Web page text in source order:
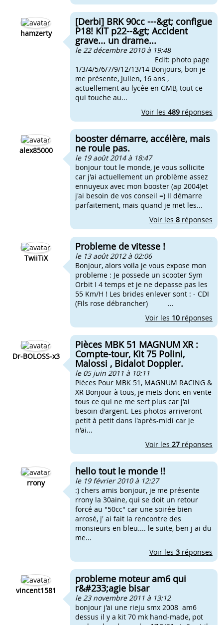
hamzerty
[Derbi] BRK 90cc ---&gt; configue
P18! KIT p22--&gt; Accident
grave... un drame...
le 22 décembre 2010 à 19:48
Edit: photo page
1/3/4/5/6/7/9/12/13/14 Bonjours, bon je
me présente, Julien, 16 ans ,
actuellement au lycée en GMB, tout ce
qui touche au...
Voir les 489 réponses
alex85000
booster démarre, accélère, mais
ne roule pas.
le 19 août 2014 à 18:47
bonjour tout le monde, je vous sollicite
car j'ai actuellement un problème assez
ennuyeux avec mon booster (ap 2004)et
j'ai besoin de vos conseil =) Il démarre
parfaitement, mais quand je met les...
Voir les 8 réponses
TwiiTiX
Probleme de vitesse !
le 13 août 2012 à 02:06
Bonjour, alors voila je vous expose mon
probleme : Je possede un scooter Sym
Orbit I 4 temps et je ne depasse pas les
55 Km/H ! Les brides enlever sont : - CDI
(Fils rose débrancher) ...
Voir les 10 réponses
Dr-BOLOSS-x3
Pièces MBK 51 MAGNUM XR :
Compte-tour, Kit 75 Polini,
Malossi , Bidalot Doppler.
le 05 juin 2011 à 10:11
Pièces Pour MBK 51, MAGNUM RACING &
XR Bonjour à tous, je mets donc en vente
tous ce qui ne me sert plus car j'ai
besoin d'argent. Les photos arriveront
petit à petit dans l'après-midi car je
n'ai...
Voir les 27 réponses
rrony
hello tout le monde !!
le 19 février 2010 à 12:27
:) chers amis bonjour, je me présente
rrony la 30aine, qui se doit un retour
forcé au "50cc" car une soirée bien
arrosé, j' ai fait la rencontre des
monsieurs en bleu.... le suite, ben j ai du
me...
Voir les 3 réponses
vincent1581
probleme moteur am6 qui
r&#233;agie bisar
le 23 novembre 2011 à 13:12
bonjour j'ai une rieju smx 2008 am6
dessus il y a kit 70 mk hand-made, pot